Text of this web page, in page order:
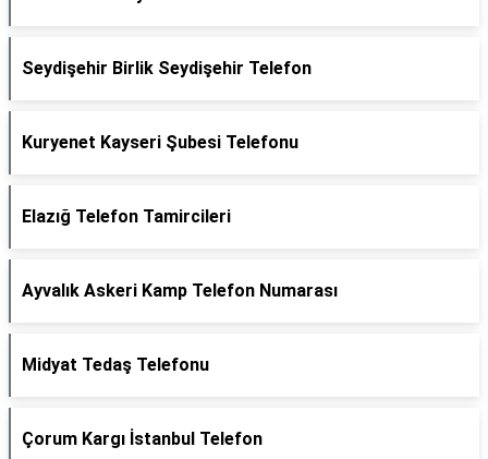
Seydişehir Birlik Seydişehir Telefon
Kuryenet Kayseri Şubesi Telefonu
Elazığ Telefon Tamircileri
Ayvalık Askeri Kamp Telefon Numarası
Midyat Tedaş Telefonu
Çorum Kargı İstanbul Telefon